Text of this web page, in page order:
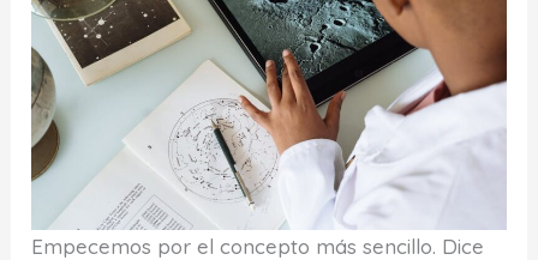
Empecemos por el concepto más sencillo. Dice